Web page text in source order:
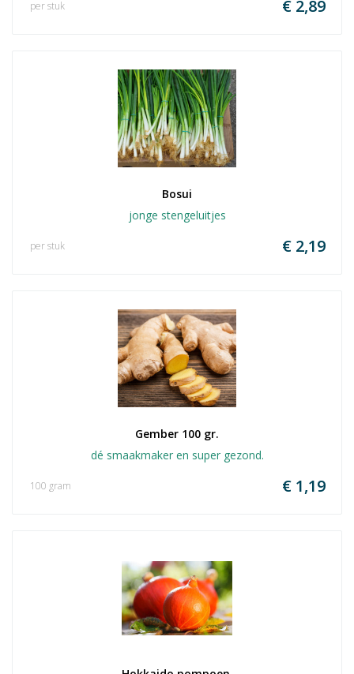
€ 2,89
per stuk
Bosui
jonge stengeluitjes
€ 2,19
per stuk
Gember 100 gr.
dé smaakmaker en super gezond.
€ 1,19
100 gram